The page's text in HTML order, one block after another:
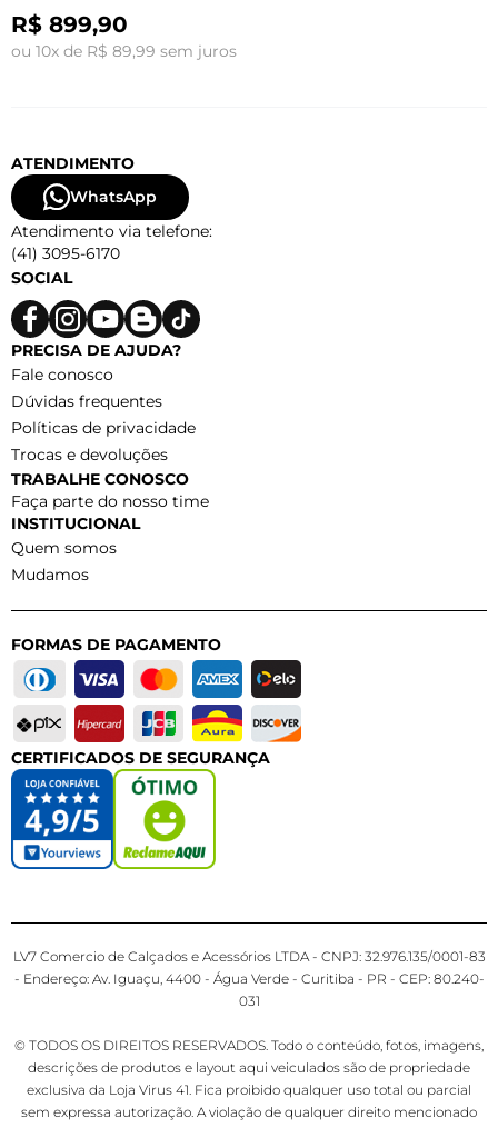
R$ 899,90
ou 10x de R$ 89,99 sem juros
ATENDIMENTO
WhatsApp
Atendimento via telefone:
(41) 3095-6170
SOCIAL
PRECISA DE AJUDA?
Fale conosco
Dúvidas frequentes
Políticas de privacidade
Trocas e devoluções
TRABALHE CONOSCO
Faça parte do nosso time
INSTITUCIONAL
Quem somos
Mudamos
FORMAS DE PAGAMENTO
CERTIFICADOS DE SEGURANÇA
LV7 Comercio de Calçados e Acessórios LTDA - CNPJ: 32.976.135/0001-83
- Endereço: Av. Iguaçu, 4400 - Água Verde - Curitiba - PR - CEP: 80.240-
031
© TODOS OS DIREITOS RESERVADOS. Todo o conteúdo, fotos, imagens,
descrições de produtos e layout aqui veiculados são de propriedade
exclusiva da Loja Virus 41. Fica proibido qualquer uso total ou parcial
sem expressa autorização. A violação de qualquer direito mencionado